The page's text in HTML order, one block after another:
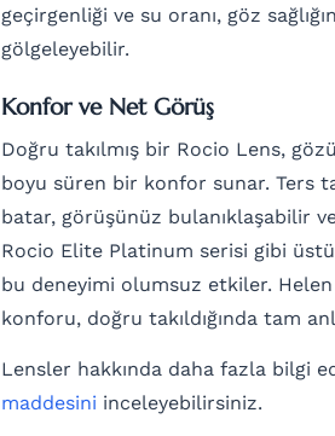
geçirgenliği ve su oranı, göz
gölgeleyebilir.
Konfor ve Net Görüş
Doğru takılmış bir Rocio Lens,
boyu süren bir konfor sunar. Ters
batar, görüşünüz bulanıklaşabilir
Rocio Elite Platinum serisi gibi
bu deneyimi olumsuz etkiler.
konforu, doğru takıldığında tam
Lensler hakkında daha fazla bilgi
maddesini inceleyebilirsiniz.